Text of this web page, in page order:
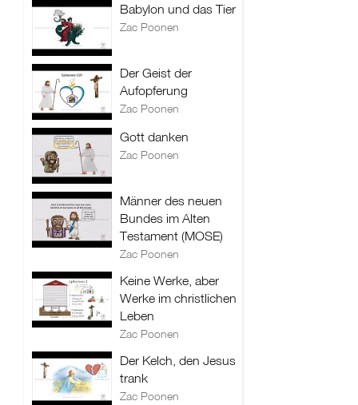
Babylon und das Tier
Zac Poonen
Der Geist der
Aufopferung
Zac Poonen
Gott danken
Zac Poonen
Männer des neuen
Bundes im Alten
Testament (MOSE)
Zac Poonen
Keine Werke, aber
Werke im christlichen
Leben
Zac Poonen
Der Kelch, den Jesus
trank
Zac Poonen